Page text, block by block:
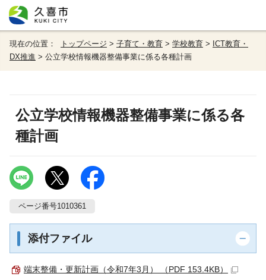
現在の位置： トップページ > 子育て・教育 > 学校教育 >
ICT教育・
DX推進 > 公立学校情報機器整備事業に係る各種計画
公立学校情報機器整備事業に係る各
種計画
ページ番号1010361
添付ファイル
端末整備・更新計画（令和7年3月） （PDF 153.4KB）